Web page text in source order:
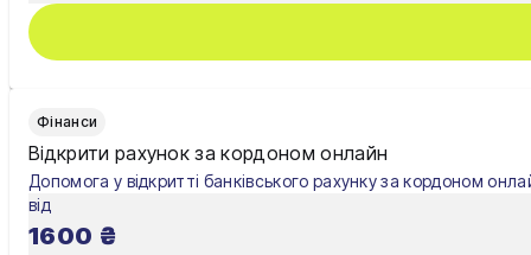
Фінанси
Відкрити рахунок за кордоном онлайн
Допомога у відкритті банківського рахунку за кордоном
від
1600 ₴